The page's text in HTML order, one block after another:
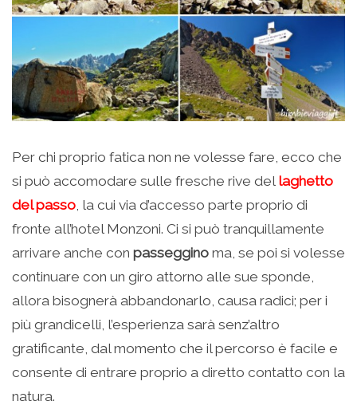
Per chi proprio fatica non ne volesse fare, ecco che
si può accomodare sulle fresche rive del laghetto
del passo , la cui via d’accesso parte proprio di
fronte all’hotel Monzoni. Ci si può tranquillamente
arrivare anche con passeggino ma, se poi si volesse
continuare con un giro attorno alle sue sponde,
allora bisognerà abbandonarlo, causa radici; per i
più grandicelli, l’esperienza sarà senz’altro
gratificante, dal momento che il percorso è facile e
consente di entrare proprio a diretto contatto con la
natura.